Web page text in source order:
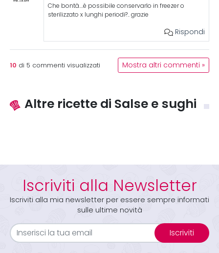
Che bontà….è possibile conservarlo in freezer o
sterilizzato x lunghi periodi?.. grazie
Rispondi
10 di 5 commenti visualizzati Mostra altri commenti »
Altre ricette di Salse e sughi
Iscriviti alla Newsletter
Iscriviti alla mia newsletter per essere sempre informati
sulle ultime novità
Iscriviti